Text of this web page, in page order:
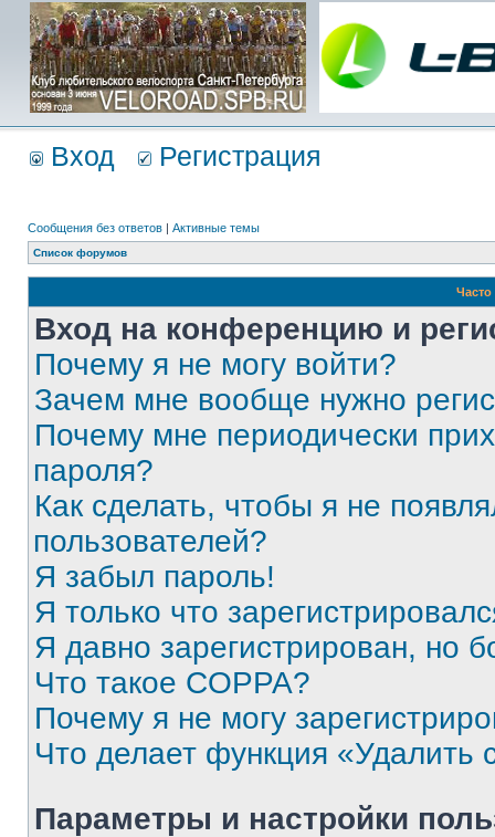
Вход Регистрация
Сообщения без ответов | Активные темы
Список форумов
Вход на конференцию и
Почему я не могу войти?
Зачем мне вообще нужно
Почему мне периодически
пароля?
Как сделать, чтобы я не
пользователей?
Я забыл пароль!
Я только что
Я давно зарегистрирован, но
Что такое COPPA?
Почему я не могу
Что делает функция «Удалить
Параметры и настройки